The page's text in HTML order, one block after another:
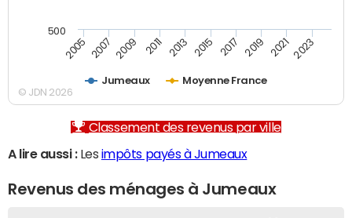
Jumeaux Moyenne France
2005 2007 2009 2011 2013 2015 2017 2019 2021 2023
500
© JDN 2026
Classement des revenus par ville
A lire aussi :Les impôts payés à Jumeaux
Revenus des ménages à Jumeaux